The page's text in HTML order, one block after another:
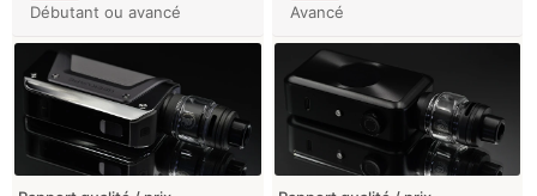
Débutant ou avancé
Avancé